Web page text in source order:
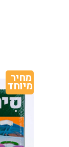
מחיר
מיוחד